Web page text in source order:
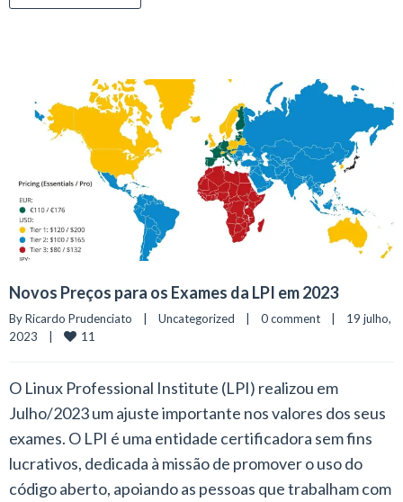
Novos Preços para os Exames da LPI em 2023
By Ricardo Prudenciato Uncategorized 0 comment
19 julho,
2023
11
O Linux Professional Institute (LPI) realizou em
Julho/2023 um ajuste importante nos valores dos seus
exames. O LPI é uma entidade certificadora sem fins
lucrativos, dedicada à missão de promover o uso do
código aberto, apoiando as pessoas que trabalham com